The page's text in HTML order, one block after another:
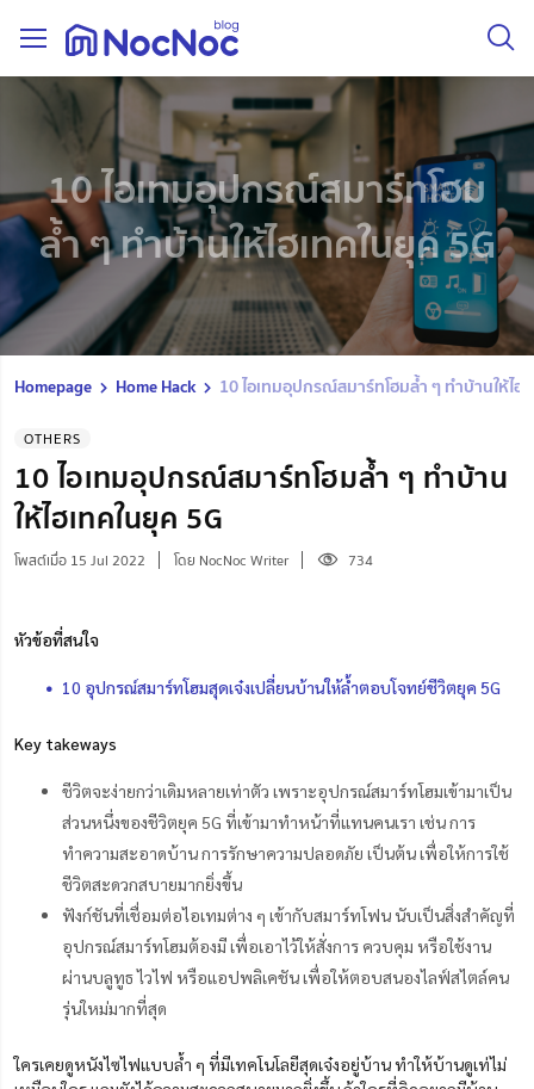
10 ไอเทมอุปกรณ์สมาร์ทโฮม
ล้ำ ๆ ทำบ้านให้ไฮเทคในยุค 5G
Homepage Home Hack 10 ไอเทมอุปกรณ์สมาร์ทโฮมล้ำ ๆ ทำบ้านให้ไฮ
OTHERS
10 ไอเทมอุปกรณ์สมาร์ทโฮมล้ำ ๆ ทำบ้าน
ให้ไฮเทคในยุค 5G
โพสต์เมื่อ 15 Jul 2022 โดย NocNoc Writer 734
หัวข้อที่สนใจ
10 อุปกรณ์สมาร์ทโฮมสุดเจ๋งเปลี่ยนบ้านให้ล้ำตอบโจทย์ชีวิตยุค 5G
Key takeways
ชีวิตจะง่ายกว่าเดิมหลายเท่าตัว เพราะอุปกรณ์สมาร์ทโฮมเข้ามาเป็น
ส่วนหนึ่งของชีวิตยุค 5G ที่เข้ามาทำหน้าที่แทนคนเรา เช่น การ
ทำความสะอาดบ้าน การรักษาความปลอดภัย เป็นต้น เพื่อให้การใช้
ชีวิตสะดวกสบายมากยิ่งขึ้น
ฟังก์ชันที่เชื่อมต่อไอเทมต่าง ๆ เข้ากับสมาร์ทโฟน นับเป็นสิ่งสำคัญที่
อุปกรณ์สมาร์ทโฮมต้องมี เพื่อเอาไว้ให้สั่งการ ควบคุม หรือใช้งาน
ผ่านบลูทูธ ไวไฟ หรือแอปพลิเคชัน เพื่อให้ตอบสนองไลฟ์สไตล์คน
รุ่นใหม่มากที่สุด
ใครเคยดูหนังไซไฟแบบล้ำ ๆ ที่มีเทคโนโลยีสุดเจ๋งอยู่บ้าน ทำให้บ้านดูเท่ไม่